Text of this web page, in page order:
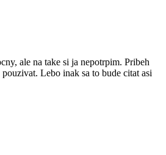
ale na take si ja nepotrpim. Pribeh
Lebo inak sa to bude citat asi